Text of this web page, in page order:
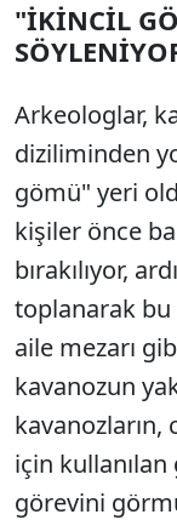
"İKİNCİL
Arkeologlar,
diziliminden
gömü" yeri
kişiler önce
bırakılıyor,
toplanarak bu
aile mezarı
kavanozun
kavanozların,
için kullanılan
görevini